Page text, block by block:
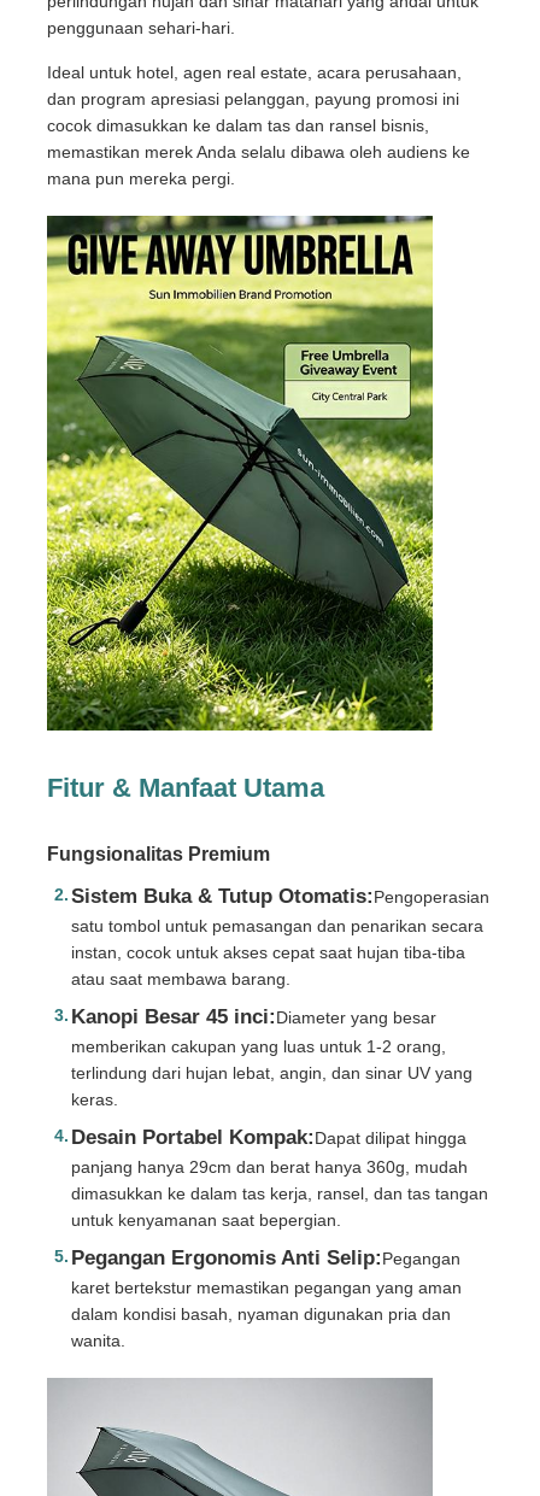
Payung Berjalan
Payung Kompak
payung promosi
Payung Badai
Payung Buka Otomatis
Payung terbalik
Payung Genggam Kayu
Payung yang Tahan UV
Payung Anak
penggunaan sehari-hari.
Ideal untuk hotel, agen real estate, acara perusahaan,
dan program apresiasi pelanggan, payung promosi ini
cocok dimasukkan ke dalam tas dan ransel bisnis,
memastikan merek Anda selalu dibawa oleh audiens ke
mana pun mereka pergi.
Fitur & Manfaat Utama
Fungsionalitas Premium
Sistem Buka & Tutup Otomatis:Pengoperasian
satu tombol untuk pemasangan dan penarikan secara
instan, cocok untuk akses cepat saat hujan tiba-tiba
atau saat membawa barang.
Kanopi Besar 45 inci:Diameter yang besar
memberikan cakupan yang luas untuk 1-2 orang,
terlindung dari hujan lebat, angin, dan sinar UV yang
keras.
Desain Portabel Kompak:Dapat dilipat hingga
panjang hanya 29cm dan berat hanya 360g, mudah
dimasukkan ke dalam tas kerja, ransel, dan tas tangan
untuk kenyamanan saat bepergian.
Pegangan Ergonomis Anti Selip:Pegangan
karet bertekstur memastikan pegangan yang aman
dalam kondisi basah, nyaman digunakan pria dan
wanita.